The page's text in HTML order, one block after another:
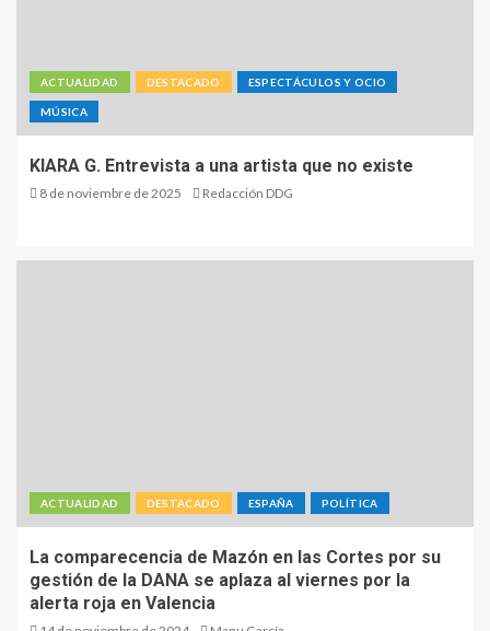
ACTUALIDAD DESTACADO ESPECTÁCULOS Y OCIO
MÚSICA
KIARA G. Entrevista a una artista que no existe
8 de noviembre de 2025 Redacción DDG
ACTUALIDAD DESTACADO ESPAÑA POLÍTICA
La comparecencia de Mazón en las Cortes por su
gestión de la DANA se aplaza al viernes por la
alerta roja en Valencia